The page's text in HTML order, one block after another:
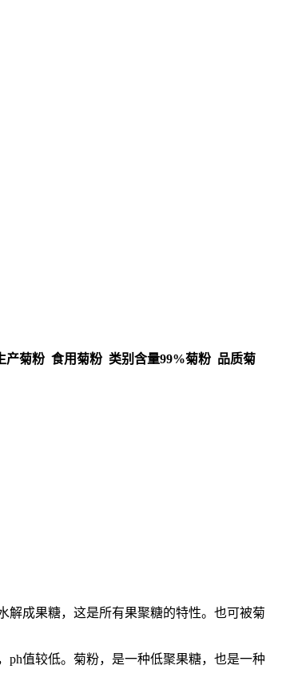
菊粉 食用菊粉 类别含量99%菊粉 品质菊
解成果糖，这是所有果聚糖的特性。也可被菊
值较低。菊粉，是一种低聚果糖，也是一种